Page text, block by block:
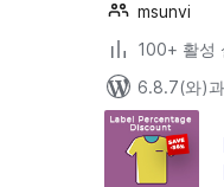
msunvi
100+ 활성
6.8.7(와)